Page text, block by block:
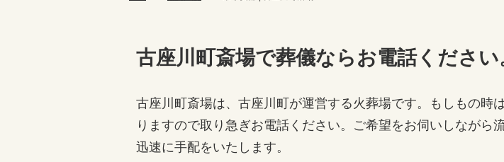
古座川町斎場で葬儀ならお電話ください
古座川町斎場は、古座川町が運営する火葬場です。もしもの時
りますので取り急ぎお電話ください。ご希望をお伺いしながら
迅速に手配をいたします。